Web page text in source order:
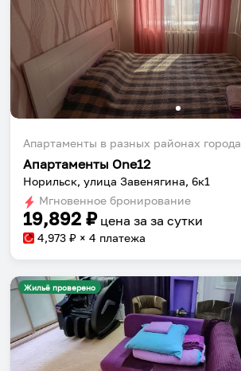
Апартаменты в разных районах города
Апартаменты One12
Норильск, улица Завенягина, 6к1
Мгновенное бронирование
19,892 ₽ цена за за сутки
4,973 ₽ × 4 платежа
Жильё проверено